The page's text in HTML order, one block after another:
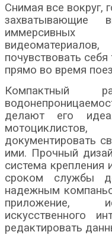
Снимая все вокруг,
захватывающие
почувствовать
прямо во время
Компактный
делают его
документировать
ими. Прочный
система крепления
сроком службы
надежным
приложение,
искусственного
редактировать